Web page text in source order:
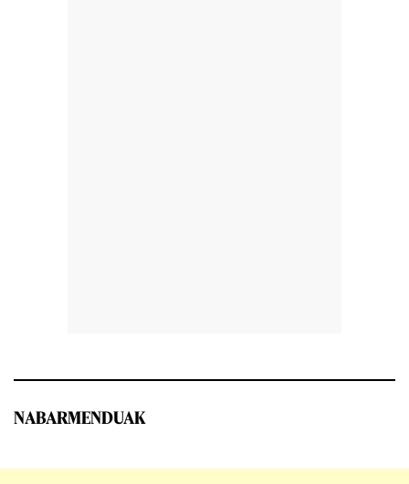
NABARMENDUAK